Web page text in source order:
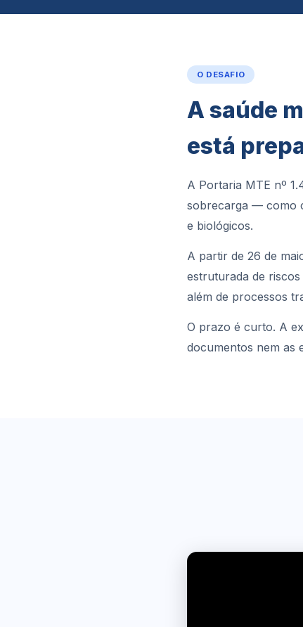
O DESAFIO
A saúde
está
A Portaria MTE nº
sobrecarga — como
e biológicos.
A partir de 26 de
estruturada de
além de processos
O prazo é curto. A
documentos nem as